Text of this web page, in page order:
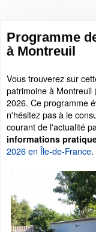
Programme
à Montreuil
Vous trouverez sur
patrimoine à
2026. Ce programme
n'hésitez pas à le
courant de l'actualité
informations
2026 en Île-de-France.